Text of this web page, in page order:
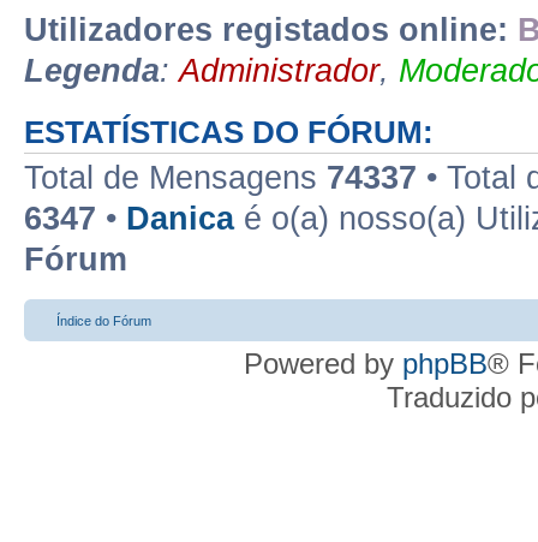
Utilizadores registados online:
Legenda:Administrador,
ESTATÍSTICAS DO FÓRUM:
Total de Mensagens 74337 • Total
6347 • Danicaé o(a) nosso(a)
Fórum
Índice do Fórum
Powered by phpBB®
Traduzido